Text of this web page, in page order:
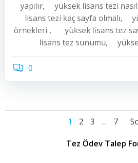
yapılır, yüksek lisans tezi
lisans tezi kaç sayfa olmalı,
örnekleri , yüksek lisans tez
lisans tez sunumu,
0
Yazı
dolaşımı
Yazı
Sayfa
1 Sayfa
2 Sayfa
3 … Sayfa
7
Tez Ödev Talep